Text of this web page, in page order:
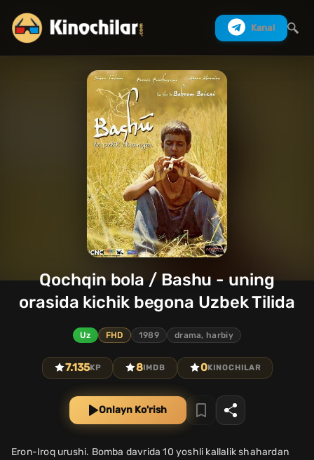
Kanal
Qochqin bola / Bashu - uning
orasida kichik begona Uzbek Tilida
Uz FHD 1989 drama, harbiy
7.135KP 8IMDB 0KINOCHILAR
Onlayn Ko'rish
Eron-Iroq urushi. Bomba davrida 10 yoshli kallalik shahardan